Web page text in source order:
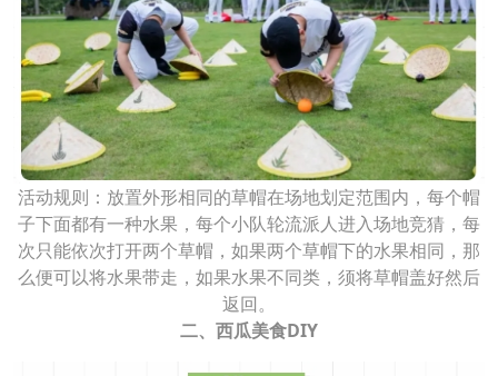
活动规则：放置外形相同的草帽在场地划定范围内，每个帽
子下面都有一种水果，每个小队轮流派人进入场地竞猜，每
次只能依次打开两个草帽，如果两个草帽下的水果相同，那
么便可以将水果带走，如果水果不同类，须将草帽盖好然后
返回。
二、西瓜美食DIY